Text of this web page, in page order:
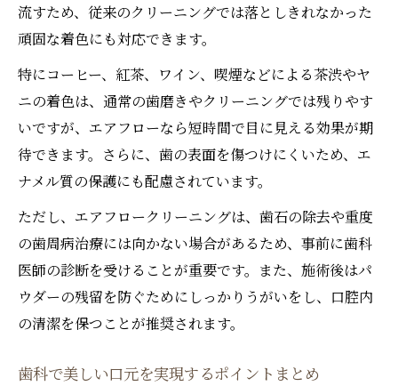
流すため、従来のクリーニングでは落としきれなかった
頑固な着色にも対応できます。
特にコーヒー、紅茶、ワイン、喫煙などによる茶渋やヤ
ニの着色は、通常の歯磨きやクリーニングでは残りやす
いですが、エアフローなら短時間で目に見える効果が期
待できます。さらに、歯の表面を傷つけにくいため、エ
ナメル質の保護にも配慮されています。
ただし、エアフロークリーニングは、歯石の除去や重度
の歯周病治療には向かない場合があるため、事前に歯科
医師の診断を受けることが重要です。また、施術後はパ
ウダーの残留を防ぐためにしっかりうがいをし、口腔内
の清潔を保つことが推奨されます。
歯科で美しい口元を実現するポイントまとめ